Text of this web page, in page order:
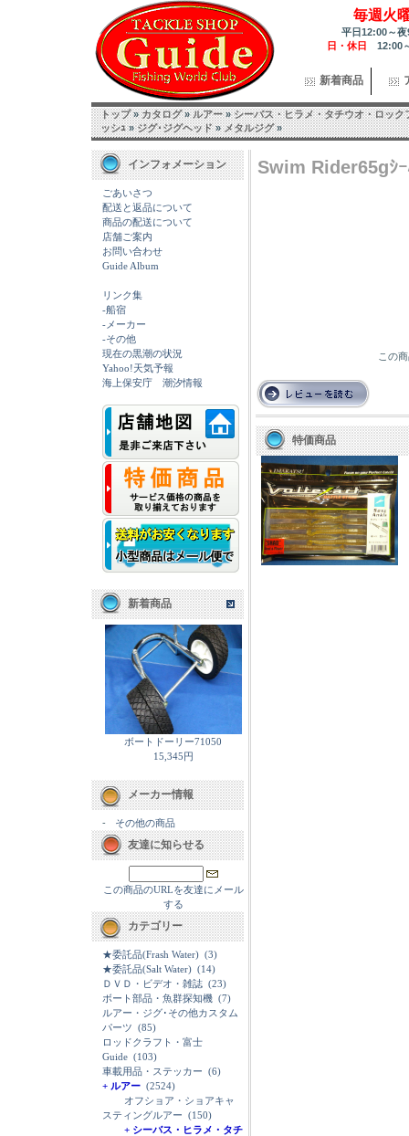
毎週火
平日12:00～
日・休日 12:00
新着商品
トップ»カタログ»ルアー»シーバス・ヒラメ・タチウオ・ロック
ッシｭ»ジグ･ジグヘッド»メタルジグ»
インフォメーション
ごあいさつ
配送と返品について
商品の配送について
店舗ご案内
お問い合わせ
Guide Album
リンク集
-船宿
-メーカー
-その他
現在の黒潮の状況
Yahoo!天気予報
海上保安庁 潮汐情報
新着商品
ボートドーリー71050
15,345円
メーカー情報
- その他の商品
友達に知らせる
この商品のURLを友達にメール
する
カテゴリー
★委託品(Frash Water) (3)
★委託品(Salt Water) (14)
ＤＶＤ・ビデオ・雑誌 (23)
ボート部品・魚群探知機 (7)
ルアー・ジグ･その他カスタム
パーツ (85)
ロッドクラフト・富士
Guide (103)
車載用品・ステッカー (6)
+ ルアー (2524)
オフショア・ショアキャ
スティングルアー (150)
+ シーバス・ヒラメ・タチ
Swim Rider65gｼｰ
この
特価商品